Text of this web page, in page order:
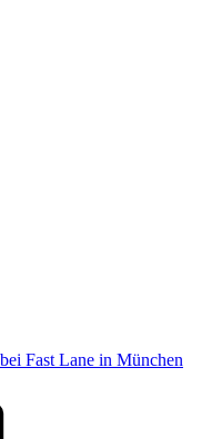
Fast Lane in München